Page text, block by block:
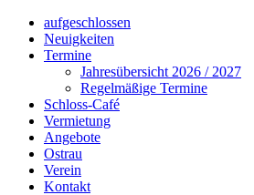
aufgeschlossen
Neuigkeiten
Termine
Jahresübersicht 2026 / 2027
Regelmäßige Termine
Schloss-Café
Vermietung
Angebote
Ostrau
Verein
Kontakt